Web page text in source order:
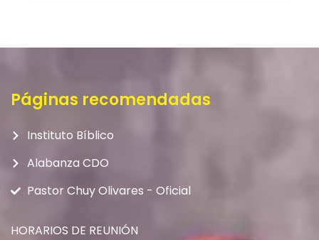
Páginas recomendadas
Instituto Bíblico
Alabanza CDO
Pastor Chuy Olivares - Oficial
HORARIOS DE REUNIÓN